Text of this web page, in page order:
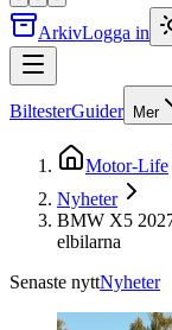
ArkivLogga in
BiltesterGuider Mer
Motor-Life
Nyheter
BMW X5
elbilarna
Senaste nyttNyheter